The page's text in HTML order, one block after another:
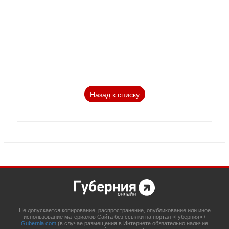
Назад к списку
Не допускается копирование, распространение, опубликование или иное
использование материалов Сайта без ссылки на портал «Губерния» /
Gubernia.com (в случае размещения в Интернете обязательно наличие